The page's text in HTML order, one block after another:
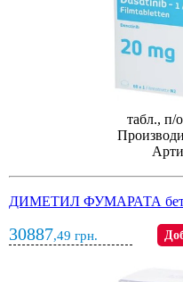
табл., п/
ДИМЕТИЛ ФУМАРАТА
30887,49 грн.